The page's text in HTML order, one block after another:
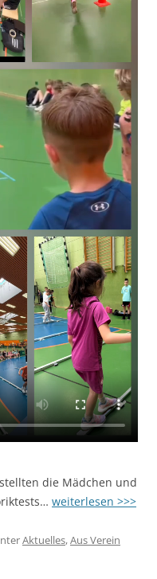
die Mädchen und
weiterlesen >>>
Aktuelles,Aus Verein